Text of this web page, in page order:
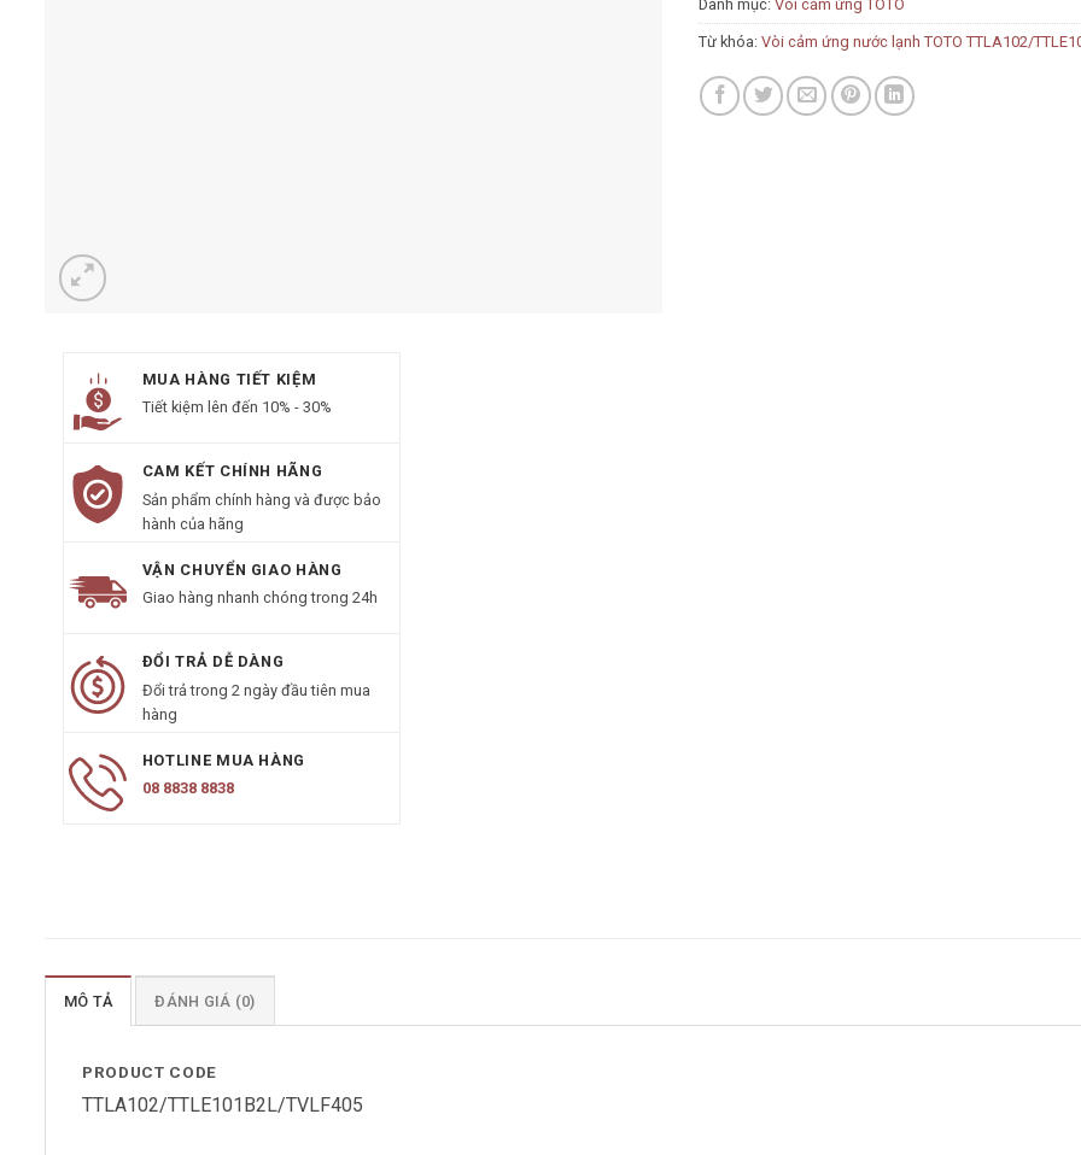
Danh mục: Vòi cảm ứng TOTO
Từ khóa: Vòi cảm ứng nước lạnh TOTO TTLA102/
MUA HÀNG TIẾT KIỆM
Tiết kiệm lên đến 10% - 30%
CAM KẾT CHÍNH HÃNG
Sản phẩm chính hàng và được bảo
hành của hãng
VẬN CHUYỂN GIAO HÀNG
Giao hàng nhanh chóng trong 24h
ĐỔI TRẢ DỄ DÀNG
Đổi trả trong 2 ngày đầu tiên mua
hàng
HOTLINE MUA HÀNG
08 8838 8838
MÔ TẢ ĐÁNH GIÁ (0)
PRODUCT CODE
TTLA102/TTLE101B2L/TVLF405